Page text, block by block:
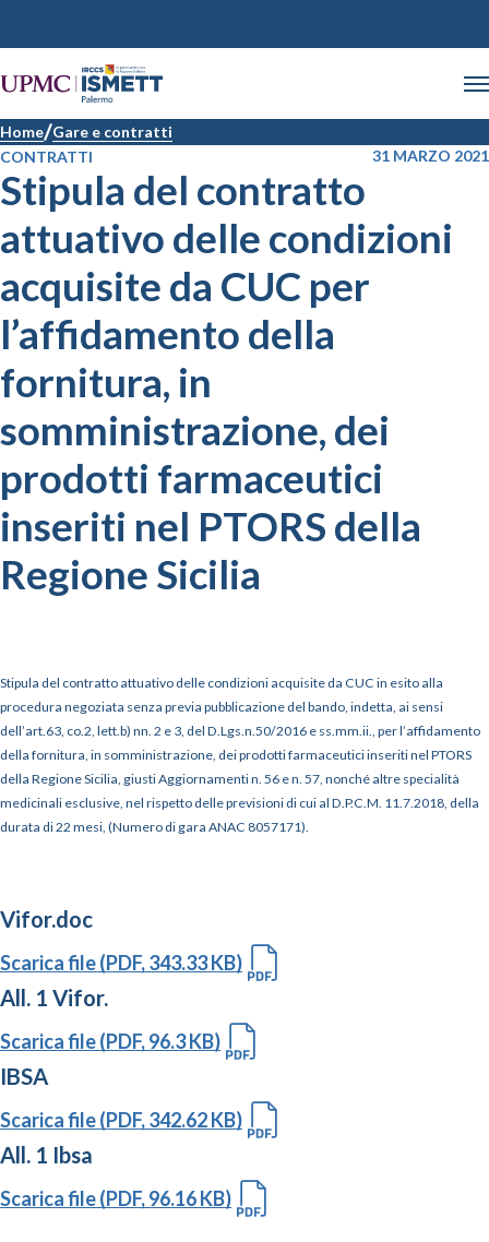
Home Gare e contratti
CONTRATTI
31 MARZO 2021
Stipula del contratto
attuativo delle condizioni
acquisite da CUC per
l’affidamento della
fornitura, in
somministrazione, dei
prodotti farmaceutici
inseriti nel PTORS della
Regione Sicilia
Stipula del contratto attuativo delle condizioni acquisite da CUC in esito alla
procedura negoziata senza previa pubblicazione del bando, indetta, ai sensi
dell’art.63, co.2, lett.b) nn. 2 e 3, del D.Lgs.n.50/2016 e ss.mm.ii., per l’affidamento
della fornitura, in somministrazione, dei prodotti farmaceutici inseriti nel PTORS
della Regione Sicilia, giusti Aggiornamenti n. 56 e n. 57, nonché altre specialità
medicinali esclusive, nel rispetto delle previsioni di cui al D.P.C.M. 11.7.2018, della
durata di 22 mesi, (Numero di gara ANAC 8057171).
Vifor.doc
Scarica file (PDF, 343.33 KB)
All. 1 Vifor.
Scarica file (PDF, 96.3 KB)
IBSA
Scarica file (PDF, 342.62 KB)
All. 1 Ibsa
Scarica file (PDF, 96.16 KB)